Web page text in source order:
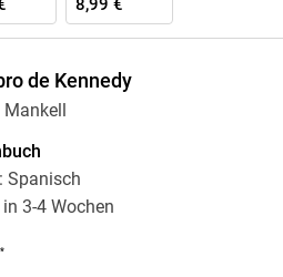
8,99 €
de Kennedy
Spanisch
3-4 Wochen
*